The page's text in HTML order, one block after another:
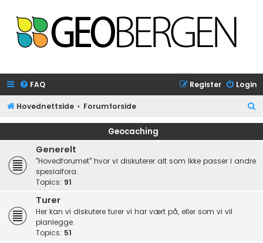
FAQ Login
Register
Hovednettside Forumforside
e
Geocaching
Generelt
"Hovedforumet" hvor vi diskuterer alt som ikke passer i andre
spesialfora.
Topics: 91
Turer
Her kan vi diskutere turer vi har vært på, eller som vi vil
planlegge.
Topics: 51